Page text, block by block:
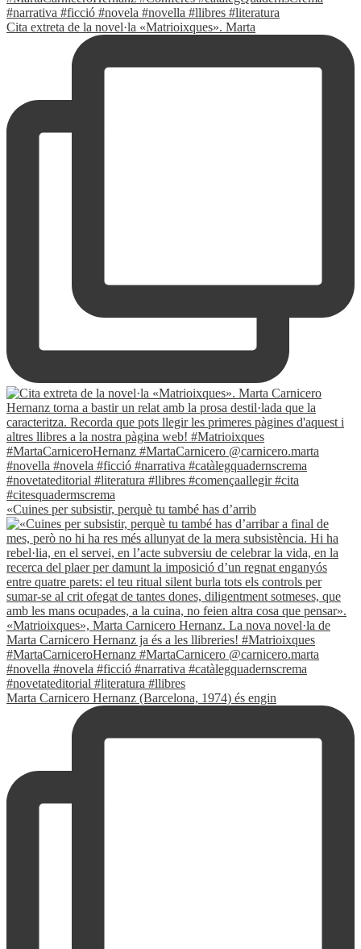
Cita extreta de la novel·la «Matrioixques». Marta
«Cuines per subsistir, perquè tu també has d’arrib
Marta Carnicero Hernanz (Barcelona, 1974) és engin